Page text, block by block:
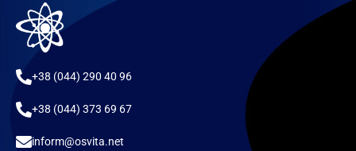
+38 (044) 290 40 96
+38 (044) 373 69 67
inform@osvita.net